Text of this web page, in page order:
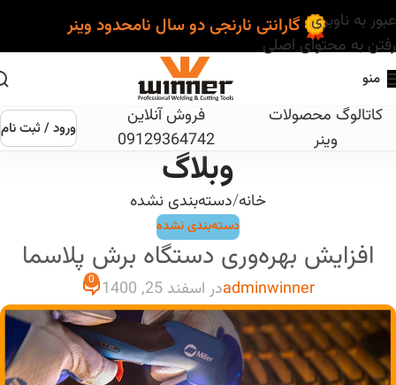
عبور به ناوبری
رفتن به محتوای اصلی
گارانتی نارنجی دو سال نامحدود وینر
منو
کاتالوگ محصولات
وینر
فروش آنلاین
09129364742
ورود / ثبت نام
وبلاگ
خانه دسته‌بندی نشده
دسته‌بندی نشده
افزایش بهره‌وری دستگاه برش پلاسما
adminwinnerدر اسفند 25, 1400 0